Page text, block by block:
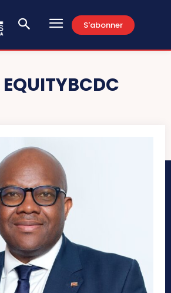
S'abonner
EQUITYBCDC